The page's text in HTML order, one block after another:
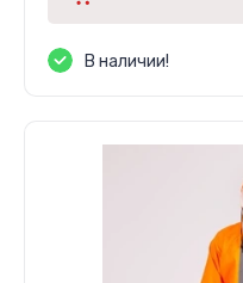
В наличии!